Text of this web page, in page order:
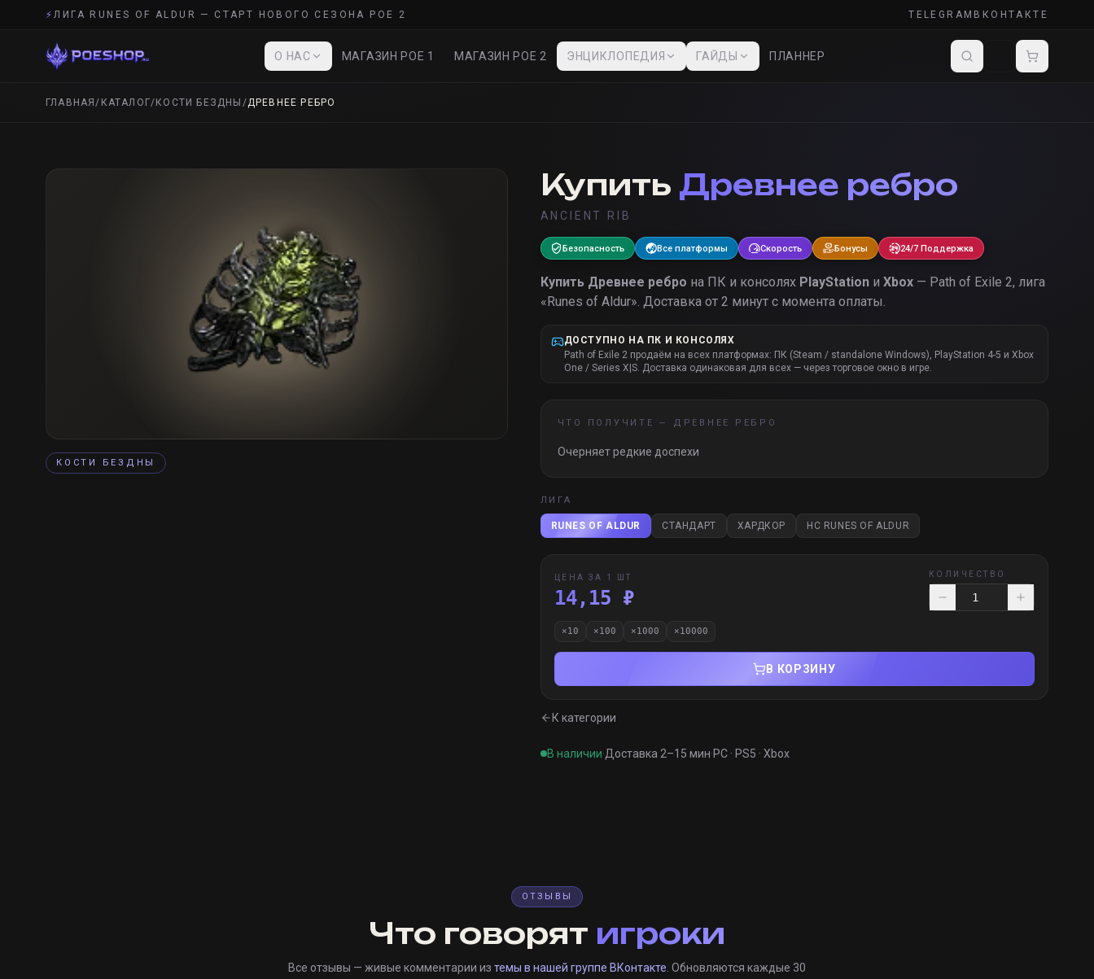
⚡ЛИГА RUNES OF ALDUR — СТАРТ НОВОГО СЕЗОНА POE 2 TELEGRAM ВКОНТАКТЕ
О НАС МАГАЗИН POE 1 МАГАЗИН POE 2 ЭНЦИКЛОПЕДИЯ ГАЙДЫ ПЛАННЕР
ГЛАВНАЯ/ КАТАЛОГ/ КОСТИ БЕЗДНЫ /ДРЕВНЕЕ РЕБРО
КОСТИ БЕЗДНЫ
Купить Древнее ребро
ANCIENT RIB
Безопасность Все платформы Скорость Бонусы 24/7 Поддержка
Купить Древнее ребро на ПК и консолях PlayStationи Xbox— Path of Exile 2, лига
«Runes of Aldur». Доставка от 2 минут с момента оплаты.
ДОСТУПНО НА ПК И КОНСОЛЯХ
Path of Exile 2 продаём на всех платформах: ПК (Steam / standalone Windows), PlayStation 4-5 и Xbox
One / Series X|S. Доставка одинаковая для всех — через торговое окно в игре.
ЧТО ПОЛУЧИТЕ — ДРЕВНЕЕ РЕБРО
Очерняет редкие доспехи
ЛИГА
RUNES OF ALDUR СТАНДАРТ ХАРДКОР HC RUNES OF ALDUR
ЦЕНА ЗА 1 ШТ
14,15 ₽
КОЛИЧЕСТВО
×10 ×100 ×1000 ×10000
В КОРЗИНУ
К категории
В наличии·Доставка 2–15 мин·PC · PS5 · Xbox
ОТЗЫВЫ
Что говорят игроки
Все отзывы — живые комментарии из темы в нашей группе ВКонтакте . Обновляются каждые 30